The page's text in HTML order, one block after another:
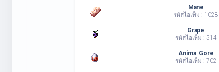
Mane
รหัสไอเท็ม : 1028
Grape
รหัสไอเท็ม : 514
Animal Gore
รหัสไอเท็ม : 702